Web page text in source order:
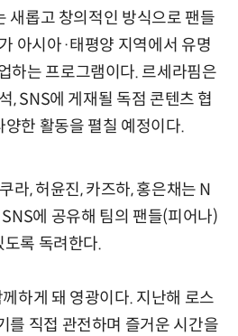
새롭고 창의적인 방식으로 팬들
아시아·태평양 지역에서 유명
하는 프로그램이다. 르세라핌은
, SNS에 게재될 독점 콘텐츠 협
양한 활동을 펼칠 예정이다.
라, 허윤진, 카즈하, 홍은채는 N
에 공유해 팀의 팬들(피어나)
록 독려한다.
하게 돼 영광이다. 지난해 로스
를 직접 관전하며 즐거운 시간을